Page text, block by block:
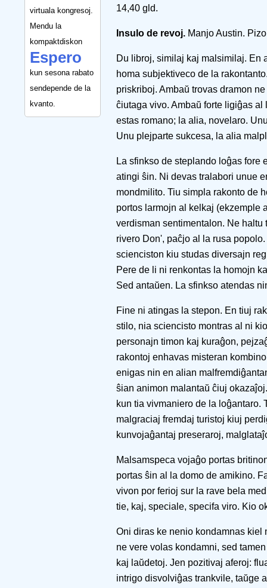
virtuala kongresoj.
Mendu la
kompaktdiskon
Espero
kun sesona rabato
sendepende de la
kvanto.
14,40 gld.
Insulo de revoj. Manjo Austin.
Du libroj, similaj kaj malsimilaj. En
homa subjektiveco de la
priskriboj. Ambaŭ trovas dramon
ĉiutaga vivo. Ambaŭ forte ligiĝas
estas romano; la alia, novelaro.
Unu plejparte sukcesa, la alia
La sfinkso de steplando loĝas fore
atingi ŝin. Ni devas tralabori unue
mondmilito. Tiu simpla rakonto de
portos larmojn al kelkaj (ekzemple
verdisman sentimentalon. Ne
rivero Don', paĉjo al la rusa
scienciston kiu studas diversajn
Pere de li ni renkontas la homojn
Sed antaŭen. La sfinkso atendas
Fine ni atingas la stepon. En tiuj
stilo, nia sciencisto montras al ni
personajn timon kaj kuraĝon,
rakontoj enhavas misteran
enigas nin en alian
ŝian animon malantaŭ ĉiuj
kun tia vivmaniero de la
malgraciaj fremdaj turistoj kiuj
kunvojaĝantaj preseraroj,
Malsamspeca vojaĝo portas
portas ŝin al la domo de amikino.
vivon por ferioj sur la rave bela
tie, kaj, speciale, specifa viro. Kio
Oni diras ke nenio kondamnas kiel
ne vere volas kondamni, sed
kaj laŭdetoj. Jen pozitivaj aferoj:
intrigo disvolviĝas trankvile, taŭge